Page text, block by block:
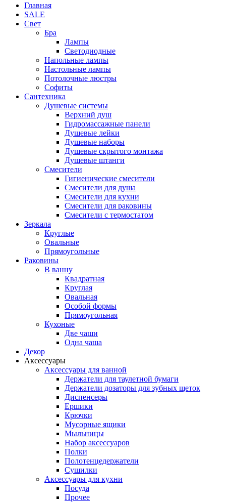
Главная
SALE
Свет
Бра
Лампы
Светодиодные
Напольные лампы
Настольные лампы
Потолочные люстры
Софиты
Сантехника
Душевые системы
Верхний душ
Гидромассажные панели
Душевые лейки
Душевые наборы
Душевые скрытого монтажа
Душевые штанги
Смесители
Гигиенические смесители
Смесители для душа
Смесители для кухни
Смесители для раковины
Смесители с термостатом
Зеркала
Круглые
Овальные
Прямоугольные
Раковины
В ванну
Квадратная
Круглая
Овальная
Особой формы
Прямоугольная
Кухоные
Две чаши
Одна чаша
Декор
Аксессуары
Аксессуары для ванной
Держатели для таулетной бумаги
Держатели дозаторы для зубных щеток
Диспенсеры
Ершики
Крючки
Мусорные ящики
Мыльницы
Набор аксессуаров
Полки
Полотенцедержатели
Сушилки
Аксессуары для кухни
Посуда
Прочее